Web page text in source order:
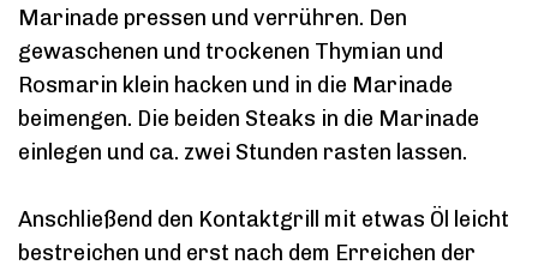
Marinade pressen und verrühren. Den
gewaschenen und trockenen Thymian und
Rosmarin klein hacken und in die Marinade
beimengen. Die beiden Steaks in die Marinade
einlegen und ca. zwei Stunden rasten lassen.
Anschließend den Kontaktgrill mit etwas Öl leicht
bestreichen und erst nach dem Erreichen der